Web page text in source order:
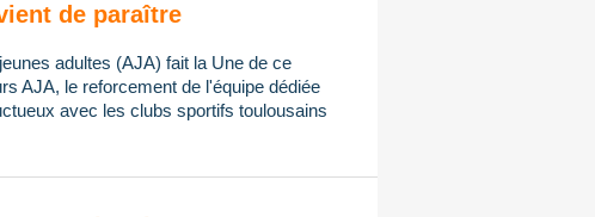
de paraître
adultes (AJA) fait la Une de ce
AJA, le reforcement de l'équipe dédiée
avec les clubs sportifs toulousains